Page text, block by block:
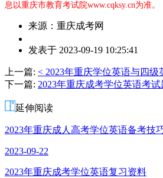
息以重庆市教育考试院www.cqksy.cn为准。
来源：重庆成考网
者：
老
师
发表于 2023-09-19 10:25:41
上一篇: < 2023年重庆学位英语与四级
下一篇: 2023年重庆成考学位英语考
延伸阅读
2023年重庆成人高考学位英语备考技
2023-09-22
2023年重庆成考学位英语复习资料